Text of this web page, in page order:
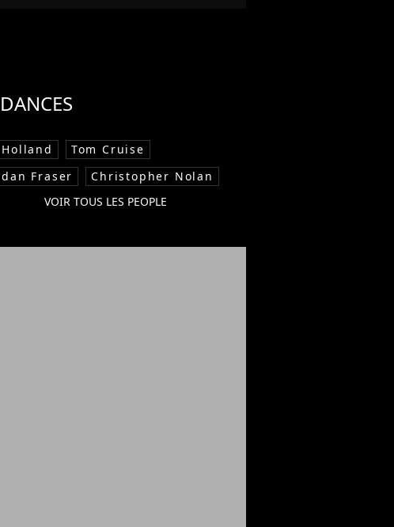
Tom Cruise
Fraser
Christopher Nolan
VOIR TOUS LES PEOPLE